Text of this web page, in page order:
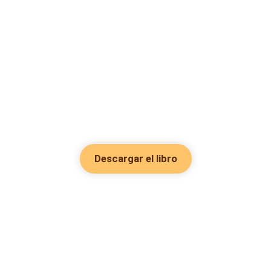
Descargar el libro